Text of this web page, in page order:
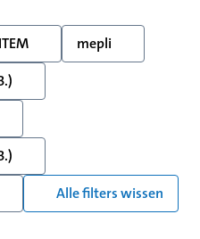
ITEM
mepli
Alle filters wissen